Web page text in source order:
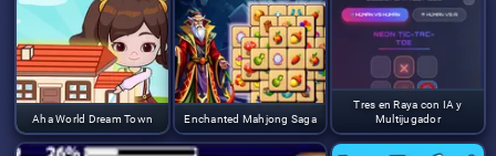
Aha World Dream Town Enchanted Mahjong Saga
Tres en Raya con IA y
Multijugador